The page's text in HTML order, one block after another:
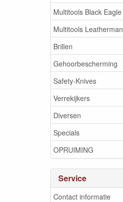
Multitools Black Eagle
Multitools Leatherman
Brillen
Gehoorbescherming
Safety-Knives
Verrekijkers
Diversen
Specials
OPRUIMING
Service
Contact informatie